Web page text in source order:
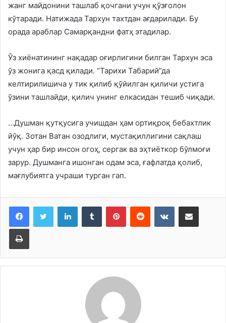
жанг майдонини ташлаб қочгани учун қўзғолон
кўтаради. Натижада Тархун тахтдан ағдарилади. Бу
орада араблар Самарқандни фатҳ этадилар.
Ўз хиёнатининг нақадар оғирлигини билган Тархун эса
ўз жонига қасд қилади. “Тарихи Табарий”да
келтирилишича у тик қилиб қўйилган қиличи устига
ўзини ташлайди, қилич унинг елкасидан тешиб чиқади.
…Душман қутқусига учишдан ҳам ортиқроқ бебахтлик
йўқ. Зотан Ватан озодлиги, мустақиллигини сақлаш
учун ҳар бир инсон огоҳ, сергак ва эҳтиёткор бўлмоғи
зарур. Душманга ишонган одам эса, ғафлатда қолиб,
мағлубиятга учраши турган гап.
LinkedInTumblr PinterestReddit VKontakteShare via Email
Print